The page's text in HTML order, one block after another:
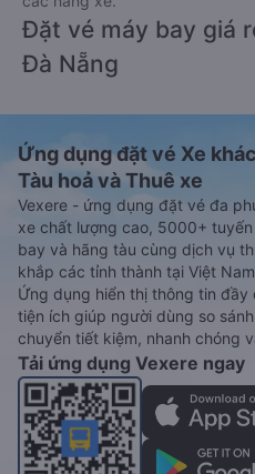
Đặt vé máy bay giá
Đà Nẵng
Ứng dụng đặt vé Xe
Tàu hoả và Thuê xe
Vexere - ứng dụng đặt vé đa
xe chất lượng cao, 5000+
bay và hãng tàu cùng dịch vụ
khắp các tỉnh thành tại Việt
Ứng dụng hiển thị thông tin đầy
tiện ích giúp người dùng so
chuyển tiết kiệm, nhanh chóng
Tải ứng dụng Vexere ngay